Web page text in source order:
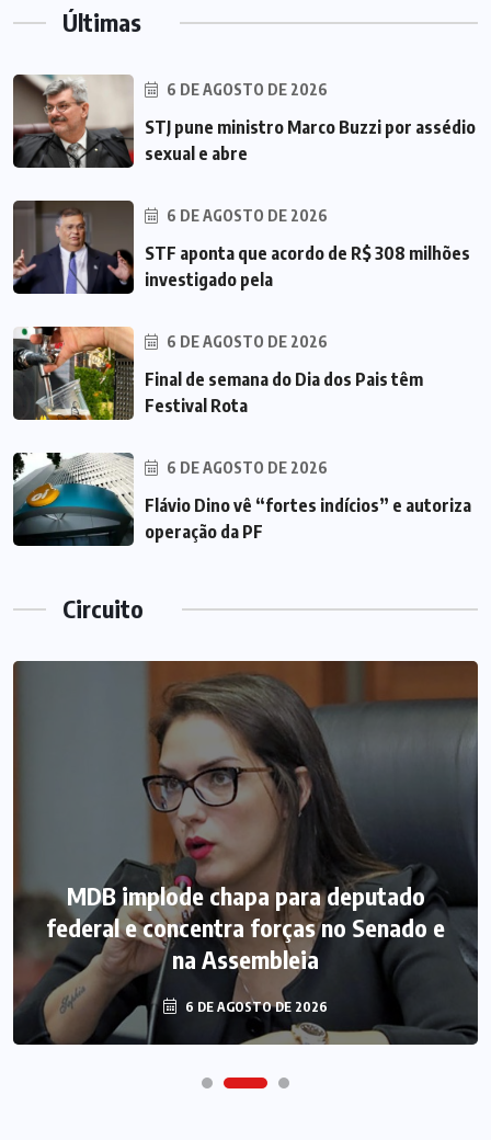
Últimas
6 DE AGOSTO DE 2026
STJ pune ministro Marco Buzzi por assédio
sexual e abre
6 DE AGOSTO DE 2026
STF aponta que acordo de R$ 308 milhões
investigado pela
6 DE AGOSTO DE 2026
Final de semana do Dia dos Pais têm
Festival Rota
6 DE AGOSTO DE 2026
Flávio Dino vê “fortes indícios” e autoriza
operação da PF
Circuito
MDB implode chapa para deputado
federal e concentra forças no Senado e
na Assembleia
6 DE AGOSTO DE 2026